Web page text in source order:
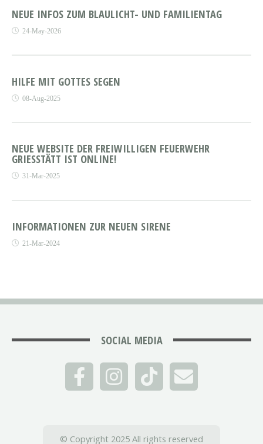
NEUE INFOS ZUM BLAULICHT- UND FAMILIENTAG
24-May-2026
HILFE MIT GOTTES SEGEN
08-Aug-2025
NEUE WEBSITE DER FREIWILLIGEN FEUERWEHR
GRIESSTÄTT IST ONLINE!
31-Mar-2025
INFORMATIONEN ZUR NEUEN SIRENE
21-Mar-2024
SOCIAL MEDIA
© Copyright 2025 All rights reserved